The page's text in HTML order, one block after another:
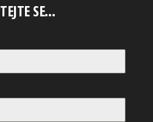
SE…